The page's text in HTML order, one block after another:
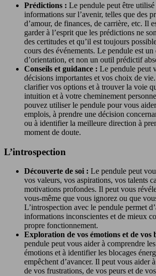
Prédictions : Le pendule peut être
informations sur l’avenir, telles que des
d’amour, de finances, de carrière, etc. Il
garder à l’esprit que les prédictions ne
des certitudes et qu’il est toujours
cours des événements. Le pendule est
d’orientation, et non un outil prédictif
Conseils et guidance : Le pendule peut
décisions importantes et vos choix de
clarifier vos options et à trouver la voie
intuition et à votre cheminement
pouvez utiliser le pendule pour vous
emplois, à prendre une décision
ou à identifier la meilleure direction à
moment de doute.
L’introspection
Découverte de soi : Le pendule peut
vos valeurs, vos aspirations, vos talents
motivations profondes. Il peut vous
vous-même que vous ignorez ou que
L’introspection avec le pendule permet
informations inconscientes et de mieux
propre fonctionnement.
Exploration de vos émotions et de vos
pendule peut vous aider à comprendre
émotions et à identifier les blocages
empêchent d’avancer. Il peut vous aider
de vos frustrations, de vos peurs et de